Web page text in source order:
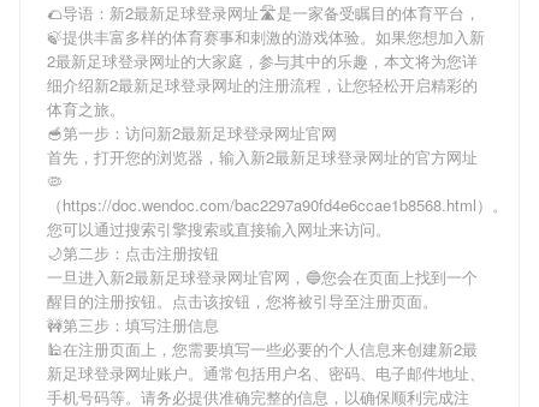
🌮导语： 新2最新足球登录网址🛣是一家备受瞩目的体育平台，
🍃提供丰富多样的体育赛事和刺激的游戏体验。如果您想加入新
2最新足球登录网址的大家庭，参与其中的乐趣，本文将为您详
细介绍新2最新足球登录网址的注册流程，让您轻松开启精彩的
体育之旅。
🥣第一步：访问新2最新足球登录网址官网
首先，打开您的浏览器，输入新2最新足球登录网址的官方网址
🦠
（https://doc.wendoc.com/bac2297a90fd4e6ccae1b8568.html）。
您可以通过搜索引擎搜索或直接输入网址来访问。
🌙第二步：点击注册按钮
一旦进入新2最新足球登录网址官网，🔵您会在页面上找到一个
醒目的注册按钮。点击该按钮，您将被引导至注册页面。
🚧第三步：填写注册信息
🕌在注册页面上，您需要填写一些必要的个人信息来创建新2最
新足球登录网址账户。通常包括用户名、密码、电子邮件地址、
手机号码等。请务必提供准确完整的信息，以确保顺利完成注